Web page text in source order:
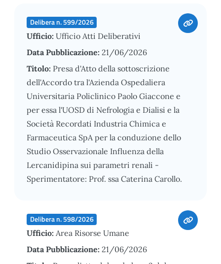
Delibera n. 599/2026
Ufficio: Ufficio Atti Deliberativi
Data Pubblicazione: 21/06/2026
Titolo: Presa d'Atto della sottoscrizione
dell'Accordo tra l'Azienda Ospedaliera
Universitaria Policlinico Paolo Giaccone e
per essa l'UOSD di Nefrologia e Dialisi e la
Società Recordati Industria Chimica e
Farmaceutica SpA per la conduzione dello
Studio Osservazionale Influenza della
Lercanidipina sui parametri renali -
Sperimentatore: Prof. ssa Caterina Carollo.
Delibera n. 598/2026
Ufficio: Area Risorse Umane
Data Pubblicazione: 21/06/2026